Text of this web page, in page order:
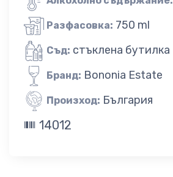
Разфасовка: 750 ml
Съд: стъклена бутилка
Бранд: Bononia Estate
Произход: България
14012